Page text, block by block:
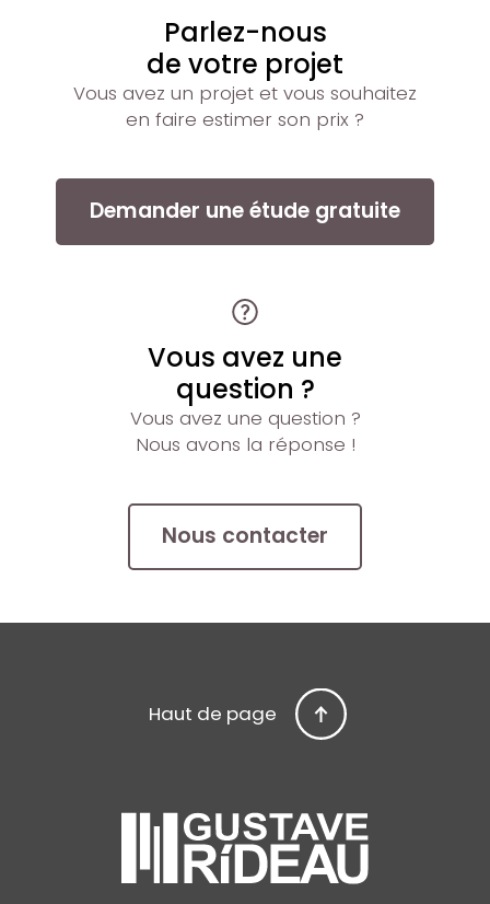
Parlez-nous
de votre projet
Vous avez un projet et vous souhaitez
en faire estimer son prix ?
Demander une étude gratuite
Vous avez une
question ?
Vous avez une question ?
Nous avons la réponse !
Nous contacter
Haut de page